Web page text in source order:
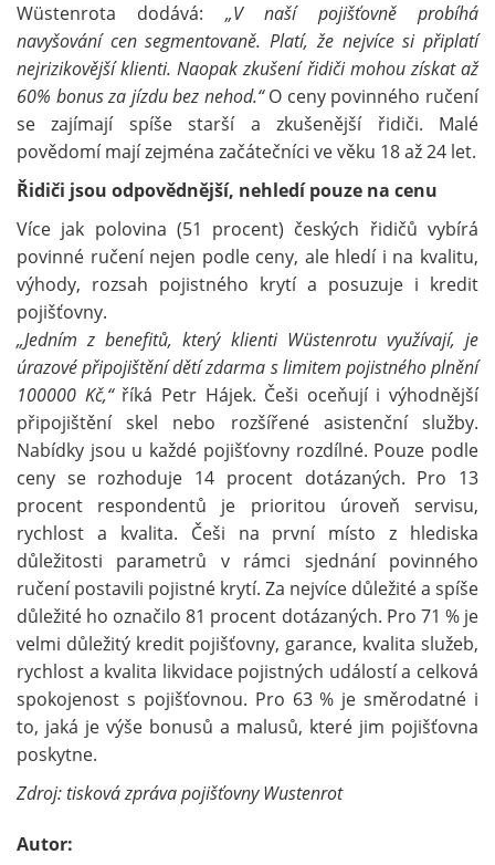
Wüstenrota dodává: „V naší pojišťovně probíhá
navyšování cen segmentovaně. Platí, že nejvíce si připlatí
nejrizikovější klienti. Naopak zkušení řidiči mohou získat až
60% bonus za jízdu bez nehod.“O ceny povinného ručení
se zajímají spíše starší a zkušenější řidiči. Malé
povědomí mají zejména začátečníci ve věku 18 až 24 let.
Řidiči jsou odpovědnější, nehledí pouze na cenu
Více jak polovina (51 procent) českých řidičů vybírá
povinné ručení nejen podle ceny, ale hledí i na kvalitu,
výhody, rozsah pojistného krytí a posuzuje i kredit
pojišťovny.
„Jedním z benefitů, který klienti Wüstenrotu využívají, je
úrazové připojištění dětí zdarma s limitem pojistného plnění
100000 Kč,“ říká Petr Hájek. Češi oceňují i výhodnější
připojištění skel nebo rozšířené asistenční služby.
Nabídky jsou u každé pojišťovny rozdílné. Pouze podle
ceny se rozhoduje 14 procent dotázaných. Pro 13
procent respondentů je prioritou úroveň servisu,
rychlost a kvalita. Češi na první místo z hlediska
důležitosti parametrů v rámci sjednání povinného
ručení postavili pojistné krytí. Za nejvíce důležité a spíše
důležité ho označilo 81 procent dotázaných. Pro 71 % je
velmi důležitý kredit pojišťovny, garance, kvalita služeb,
rychlost a kvalita likvidace pojistných událostí a celková
spokojenost s pojišťovnou. Pro 63 % je směrodatné i
to, jaká je výše bonusů a malusů, které jim pojišťovna
poskytne.
Zdroj: tisková zpráva pojišťovny Wustenrot
Autor: